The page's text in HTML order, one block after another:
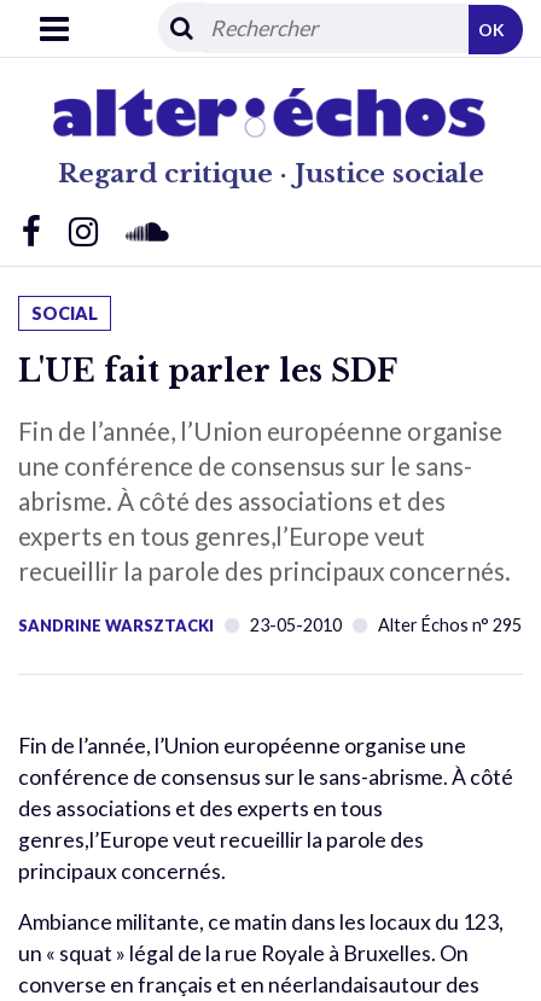
Regard critique · Justice sociale
OK
SOCIAL
L'UE fait parler les SDF
Fin de l’année, l’Union européenne organise
une conférence de consensus sur le sans-
abrisme. À côté des associations et des
experts en tous genres,l’Europe veut
recueillir la parole des principaux concernés.
SANDRINE WARSZTACKI 23-05-2010 Alter Échos n° 295
Fin de l’année, l’Union européenne organise une
conférence de consensus sur le sans-abrisme. À côté
des associations et des experts en tous
genres,l’Europe veut recueillir la parole des
principaux concernés.
Ambiance militante, ce matin dans les locaux du 123,
un « squat » légal de la rue Royale à Bruxelles. On
converse en français et en néerlandaisautour des